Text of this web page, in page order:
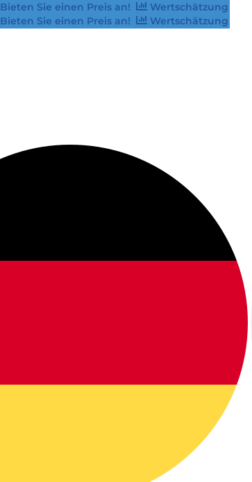
Bieten Sie einen Preis an!
Wertschätzung
Bieten Sie einen Preis an! Wertschätzung